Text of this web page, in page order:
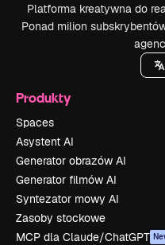
Platforma kreatywna do
Ponad milion
Produkty
Spaces
Asystent AI
Generator obrazów AI
Generator filmów AI
Syntezator mowy AI
Zasoby stockowe
MCP dla Claude/ChatGPT